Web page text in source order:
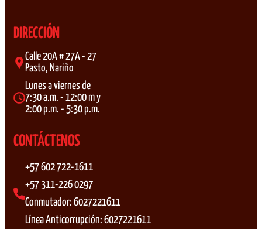
DIRECCIÓN
Calle 20A # 27A - 27
Pasto, Nariño
Lunes a viernes de
7:30 a.m. - 12:00 m y
2:00 p.m. - 5:30 p.m.
CONTÁCTENOS
+57 602 722-1611
+57 311-226 0297
Conmutador: 6027221611
Línea Anticorrupción: 6027221611